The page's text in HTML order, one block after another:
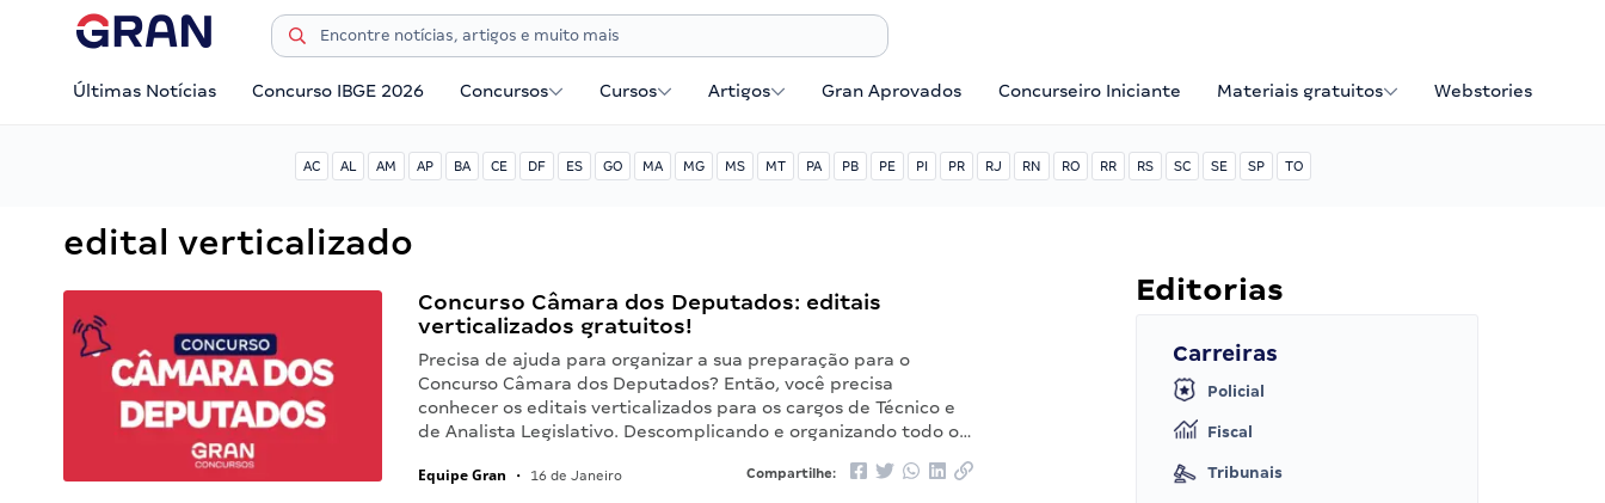
Últimas Notícias Concurso IBGE 2026 Concursos Cursos Artigos Gran Aprovados Concurseiro Iniciante Materiais gratuitos Webstories
AC AL AM AP BA CE DF ES GO MA MG MS MT PA PB PE PI PR RJ RN RO RR RS SC SE SP TO
edital verticalizado
Concurso Câmara dos Deputados: editais
verticalizados gratuitos!
Precisa de ajuda para organizar a sua preparação para o
Concurso Câmara dos Deputados? Então, você precisa
conhecer os editais verticalizados para os cargos de Técnico e
de Analista Legislativo. Descomplicando e organizando todo o…
Equipe Gran • 16 de Janeiro Compartilhe:
Editorias
Carreiras
Policial
Fiscal
Tribunais